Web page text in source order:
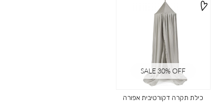
SALE 30% OFF
כילת תקרה דקורטיבית אפורה